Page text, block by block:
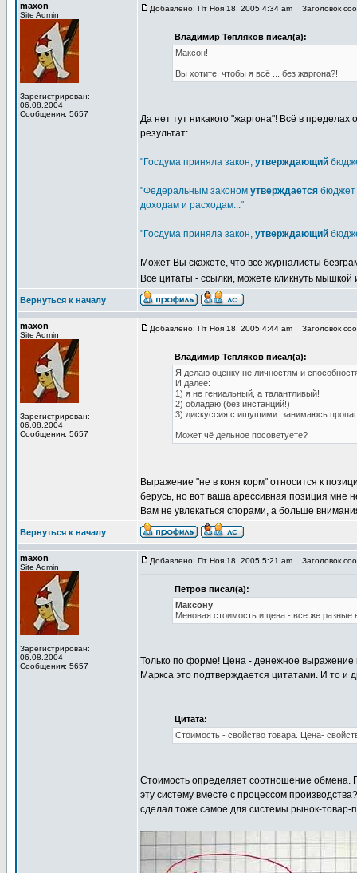
maxon
Site Admin
Зарегистрирован:
06.08.2004
Сообщения: 5657
Добавлено: Пт Ноя 18, 2005 4:34 am Заголовок
Владимир Тепляков писал(а):
Максон!
Вы хотите, чтобы я всё ... без жаргона?!
Да нет тут никакого "жаргона"! Всё в
результат:
"Госдума приняла закон, утверждающий
"Федеральным законом утверждается бюджет
доходам и расходам..."
"Госдума приняла закон, утверждающий
Может Вы скажете, что все журналисты
Все цитаты - ссылки, можете кликнуть мышкой
Вернуться к началу
maxon
Site Admin
Зарегистрирован:
06.08.2004
Сообщения: 5657
Добавлено: Пт Ноя 18, 2005 4:44 am Заголовок
Владимир Тепляков писал(а):
Я делаю оценку не личностям и
И далее:
1) я не гениальный, а талантливый!
2) обладаю (без инстанций!)
3) дискуссия с ищущими: занимаюсь
Может чё дельное посоветуете?
Выражение "не в коня корм" относится к
берусь, но вот ваша арессивная позиция мне
Вам не увлекаться спорами, а больше
Вернуться к началу
maxon
Site Admin
Зарегистрирован:
06.08.2004
Сообщения: 5657
Добавлено: Пт Ноя 18, 2005 5:21 am Заголовок
Петров писал(а):
Максону
Меновая стоимость и цена - все же разные
Только по форме! Цена - денежное выражение
Маркса это подтверждается цитатами. И то и
Цитата:
Стоимость - свойство товара. Цена-
Стоимость определяет соотношение обмена.
эту систему вместе с процессом
сделал тоже самое для системы рынок-товар-